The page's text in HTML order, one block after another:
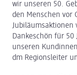
wir unseren 50.
den Menschen vor
Jubiläumsaktionen
Dankeschön für 50
unseren
dm Regionsleiter